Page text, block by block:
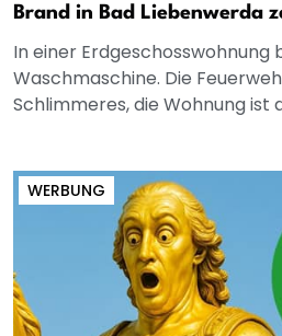
Brand in Bad Liebenwerda
In einer Erdgeschosswohnung
Waschmaschine. Die
Schlimmeres, die Wohnung ist
WERBUNG